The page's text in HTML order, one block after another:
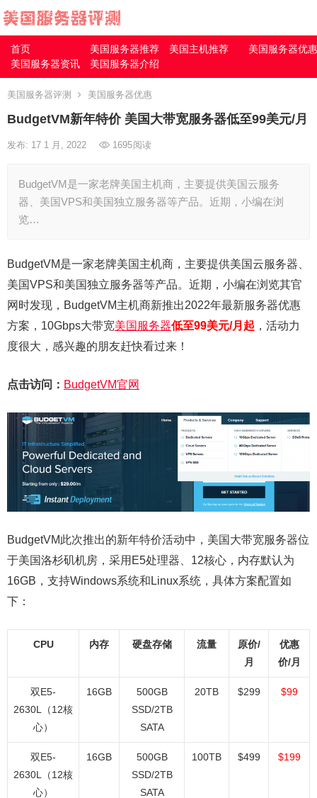
首页 美国服务器推荐 美国主机推荐
美国服务器优惠
美国服务器资讯
美国服务器介绍
美国服务器评测 美国服务器优惠
BudgetVM新年特价 美国大带宽服务器低至99美元/月
发布: 17 1 月, 2022 1695阅读
BudgetVM是一家老牌美国主机商，主要提供美国云服务
器、美国VPS和美国独立服务器等产品。近期，小编在浏
览…
BudgetVM是一家老牌美国主机商，主要提供美国云服务器、
美国VPS和美国独立服务器等产品。近期，小编在浏览其官
网时发现，BudgetVM主机商新推出2022年最新服务器优惠
方案，10Gbps大带宽美国服务器低至99美元/月起 ，活动力
度很大，感兴趣的朋友赶快看过来！
点击访问： BudgetVM官网
BudgetVM此次推出的新年特价活动中，美国大带宽服务器位
于美国洛杉矶机房，采用E5处理器、12核心，内存默认为
16GB，支持Windows系统和Linux系统，具体方案配置如
下：
CPU 内存 硬盘存储 流量
原价/
月
优惠
价/月
双E5-
2630L（12核
心）
16GB
500GB
SSD/2TB
SATA
20TB $299 $99
双E5-
2630L（12核
心）
16GB
500GB
SSD/2TB
SATA
100TB $499 $199